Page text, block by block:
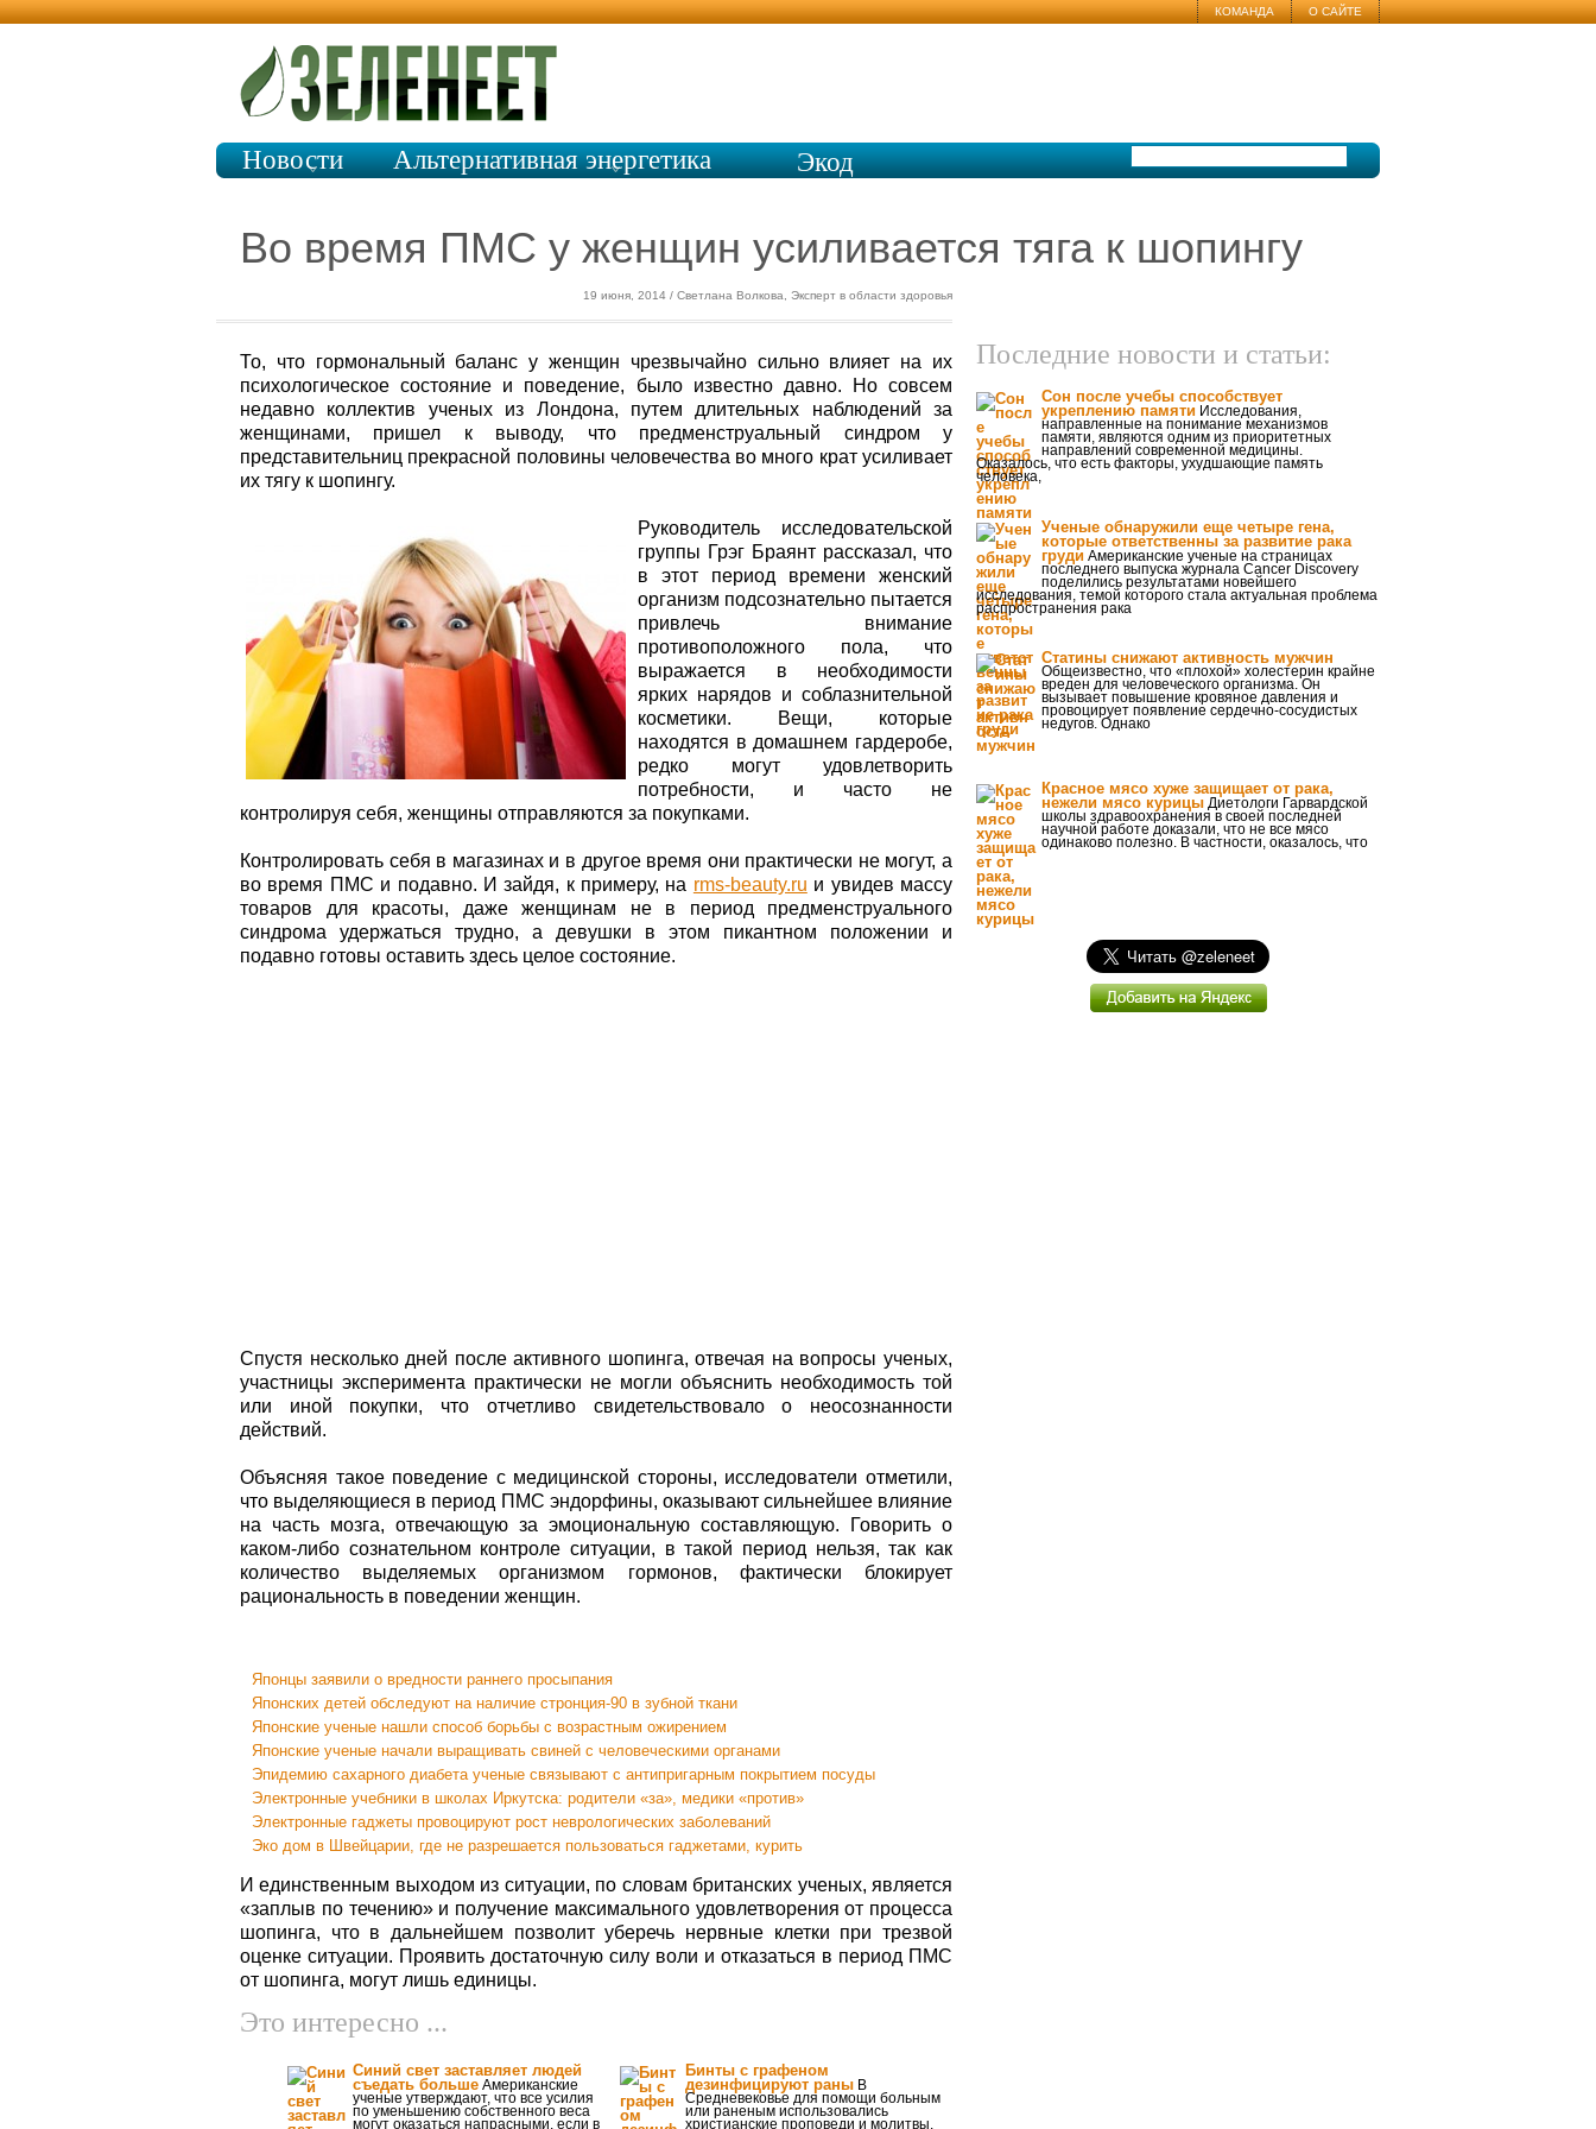
КОМАНДА О САЙТЕ
Новости Альтернативная энергетика
Экод
Во время ПМС у женщин усиливается тяга к шопингу
19 июня, 2014 / Светлана Волкова, Эксперт в области здоровья
То, что гормональный баланс у женщин чрезвычайно сильно влияет на их
психологическое состояние и поведение, было известно давно. Но совсем
недавно коллектив ученых из Лондона, путем длительных наблюдений за
женщинами, пришел к выводу, что предменструальный синдром у
представительниц прекрасной половины человечества во много крат усиливает
их тягу к шопингу.
Руководитель исследовательской
группы Грэг Браянт рассказал, что
в этот период времени женский
организм подсознательно пытается
привлечь внимание
противоположного пола, что
выражается в необходимости
ярких нарядов и соблазнительной
косметики. Вещи, которые
находятся в домашнем гардеробе,
редко могут удовлетворить
потребности, и часто не
контролируя себя, женщины отправляются за покупками.
Контролировать себя в магазинах и в другое время они практически не могут, а
во время ПМС и подавно. И зайдя, к примеру, на rms-beauty.ru и увидев массу
товаров для красоты, даже женщинам не в период предменструального
синдрома удержаться трудно, а девушки в этом пикантном положении и
подавно готовы оставить здесь целое состояние.
Спустя несколько дней после активного шопинга, отвечая на вопросы ученых,
участницы эксперимента практически не могли объяснить необходимость той
или иной покупки, что отчетливо свидетельствовало о неосознанности
действий.
Объясняя такое поведение с медицинской стороны, исследователи отметили,
что выделяющиеся в период ПМС эндорфины, оказывают сильнейшее влияние
на часть мозга, отвечающую за эмоциональную составляющую. Говорить о
каком-либо сознательном контроле ситуации, в такой период нельзя, так как
количество выделяемых организмом гормонов, фактически блокирует
рациональность в поведении женщин.
Японцы заявили о вредности раннего просыпания
Японских детей обследуют на наличие стронция-90 в зубной ткани
Японские ученые нашли способ борьбы с возрастным ожирением
Японские ученые начали выращивать свиней с человеческими органами
Эпидемию сахарного диабета ученые связывают с антипригарным покрытием посуды
Электронные учебники в школах Иркутска: родители «за», медики «против»
Электронные гаджеты провоцируют рост неврологических заболеваний
Эко дом в Швейцарии, где не разрешается пользоваться гаджетами, курить
И единственным выходом из ситуации, по словам британских ученых, является
«заплыв по течению» и получение максимального удовлетворения от процесса
шопинга, что в дальнейшем позволит уберечь нервные клетки при трезвой
оценке ситуации. Проявить достаточную силу воли и отказаться в период ПМС
от шопинга, могут лишь единицы.
Это интересно ...
Синий свет заставляет людей
съедать больше Американские
ученые утверждают, что все усилия
по уменьшению собственного веса
могут оказаться напрасными, если в
Бинты с графеном
дезинфицируют раны В
Средневековье для помощи больным
или раненым использовались
христианские проповеди и молитвы.
Последние новости и статьи:
Сон после учебы способствует
укреплению памяти Исследования,
направленные на понимание механизмов
памяти, являются одним из приоритетных
направлений современной медицины.
Оказалось, что есть факторы, ухудшающие память
человека,
Ученые обнаружили еще четыре гена,
которые ответственны за развитие рака
груди Американские ученые на страницах
последнего выпуска журнала Cancer Discovery
поделились результатами новейшего
исследования, темой которого стала актуальная проблема
распространения рака
Статины снижают активность мужчин
Общеизвестно, что «плохой» холестерин крайне
вреден для человеческого организма. Он
вызывает повышение кровяное давления и
провоцирует появление сердечно-сосудистых
недугов. Однако
Красное мясо хуже защищает от рака,
нежели мясо курицы Диетологи Гарвардской
школы здравоохранения в своей последней
научной работе доказали, что не все мясо
одинаково полезно. В частности, оказалось, что